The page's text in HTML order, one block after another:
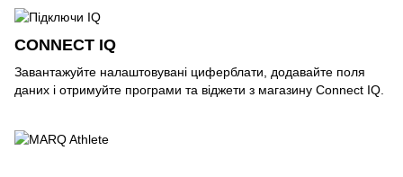
CONNECT IQ
Завантажуйте налаштовувані циферблати, додавайте поля
даних і отримуйте програми та віджети з магазину Connect IQ.